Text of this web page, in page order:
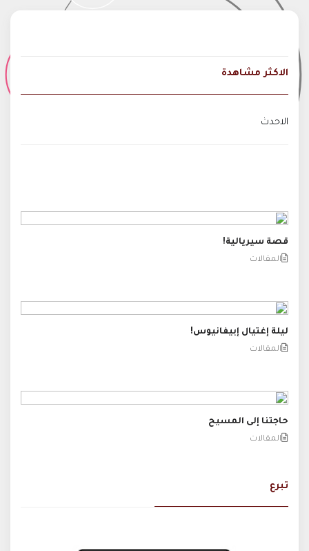
الاكثر مشاهدة
الاحدث
قصة سيريالية!
المقالات
ليلة إغتيال إبيفانيوس!
المقالات
حاجتنا إلى المسيح
المقالات
تبرع